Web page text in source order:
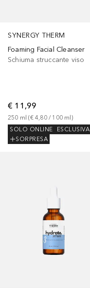
SYNERGY THERM
Foaming Facial Cleanser
Schiuma struccante viso
€ 11,99
250 ml (€ 4,80 / 100 ml )
SOLO ONLINE
ESCLUSIVA
SORPRESA